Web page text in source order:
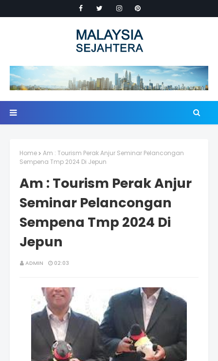
Home
Am : Tourism Perak Anjur Seminar Pelancongan
Sempena Tmp 2024 Di Jepun
Am : Tourism Perak Anjur
Seminar Pelancongan
Sempena Tmp 2024 Di
Jepun
ADMIN 02:03